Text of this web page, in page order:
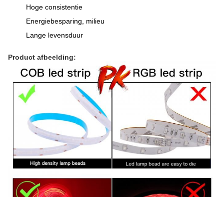
Hoge consistentie
Energiebesparing, milieu
Lange levensduur
Product afbeelding: